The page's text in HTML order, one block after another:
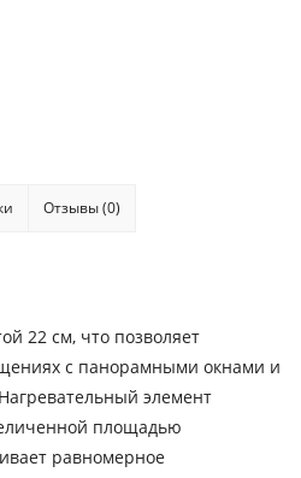
Отзывы (0)
22 см, что позволяет
с панорамными окнами и
элемент
площадью
равномерное